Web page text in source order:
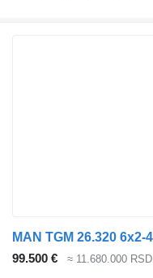
99.500 € ≈ 11.680.000 RSD